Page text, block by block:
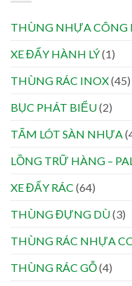
THÙNG NHỰA CÔNG
XE ĐẨY HÀNH LÝ(1)
THÙNG RÁC INOX(45)
BỤC PHÁT BIỂU(2)
TẤM LÓT SÀN NHỰA
LỒNG TRỮ HÀNG –
XE ĐẨY RÁC (64)
THÙNG ĐỰNG DÙ(3)
THÙNG RÁC NHỰA
THÙNG RÁC GỖ(4)